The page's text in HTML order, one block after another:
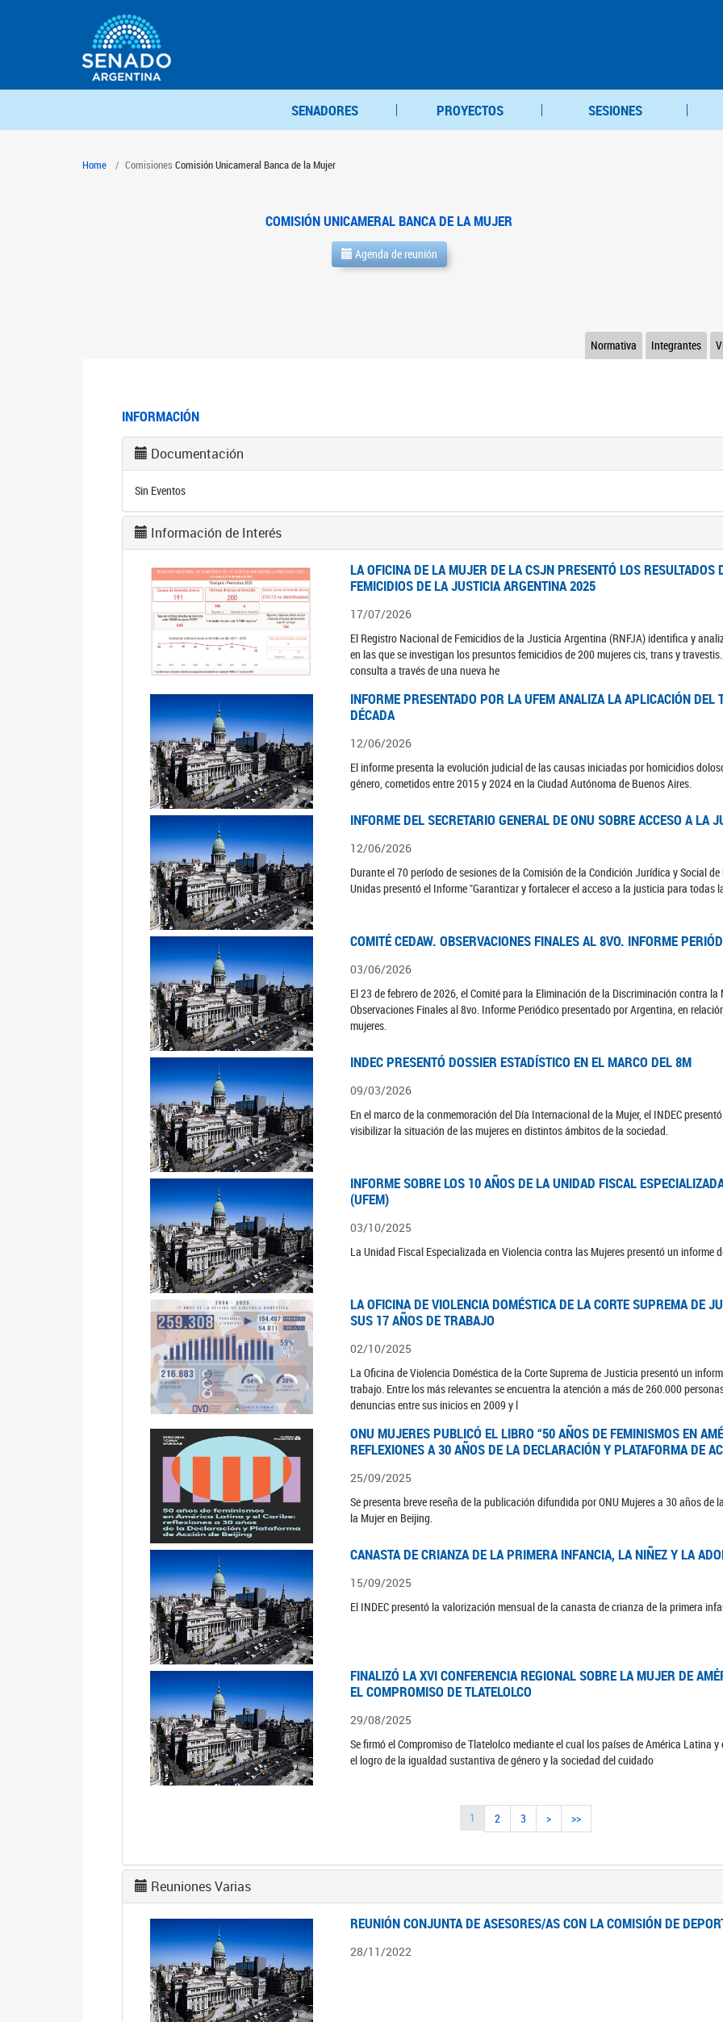
SENADORES PROYECTOS SESIONES
Home Comisiones Comisión Unicameral Banca de la Mujer
COMISIÓN UNICAMERAL BANCA DE LA MUJER
Agenda de reunión
Integrantes
Normativa
INFORMACIÓN
Documentación
Sin Eventos
Información de Interés
LA OFICINA DE LA MUJER DE LA CSJN PRESENTÓ LOS RESULTADOS
FEMICIDIOS DE LA JUSTICIA ARGENTINA 2025
17/07/2026
El Registro Nacional de Femicidios de la Justicia Argentina (RNFJA) identifica y
en las que se investigan los presuntos femicidios de 200 mujeres cis, trans y
consulta a través de una nueva he
INFORME PRESENTADO POR LA UFEM ANALIZA LA APLICACIÓN
DÉCADA
12/06/2026
El informe presenta la evolución judicial de las causas iniciadas por homicidios
género, cometidos entre 2015 y 2024 en la Ciudad Autónoma de Buenos Aires.
INFORME DEL SECRETARIO GENERAL DE ONU SOBRE ACCESO A LA
12/06/2026
Durante el 70 período de sesiones de la Comisión de la Condición Jurídica y Social
Unidas presentó el Informe "Garantizar y fortalecer el acceso a la justicia para todas
COMITÉ CEDAW. OBSERVACIONES FINALES AL 8VO. INFORME
03/06/2026
El 23 de febrero de 2026, el Comité para la Eliminación de la Discriminación contra
Observaciones Finales al 8vo. Informe Periódico presentado por Argentina, en
mujeres.
INDEC PRESENTÓ DOSSIER ESTADÍSTICO EN EL MARCO DEL 8M
09/03/2026
En el marco de la conmemoración del Día Internacional de la Mujer, el INDEC
visibilizar la situación de las mujeres en distintos ámbitos de la sociedad.
INFORME SOBRE LOS 10 AÑOS DE LA UNIDAD FISCAL
(UFEM)
03/10/2025
La Unidad Fiscal Especializada en Violencia contra las Mujeres presentó un informe
LA OFICINA DE VIOLENCIA DOMÉSTICA DE LA CORTE SUPREMA DE
SUS 17 AÑOS DE TRABAJO
02/10/2025
La Oficina de Violencia Doméstica de la Corte Suprema de Justicia presentó un
trabajo. Entre los más relevantes se encuentra la atención a más de 260.000
denuncias entre sus inicios en 2009 y l
ONU MUJERES PUBLICÓ EL LIBRO “50 AÑOS DE FEMINISMOS EN
REFLEXIONES A 30 AÑOS DE LA DECLARACIÓN Y PLATAFORMA DE
25/09/2025
Se presenta breve reseña de la publicación difundida por ONU Mujeres a 30 años
la Mujer en Beijing.
CANASTA DE CRIANZA DE LA PRIMERA INFANCIA, LA NIÑEZ Y LA
15/09/2025
El INDEC presentó la valorización mensual de la canasta de crianza de la primera
FINALIZÓ LA XVI CONFERENCIA REGIONAL SOBRE LA MUJER DE
EL COMPROMISO DE TLATELOLCO
29/08/2025
Se firmó el Compromiso de Tlatelolco mediante el cual los países de América Latina
el logro de la igualdad sustantiva de género y la sociedad del cuidado
1 2 3 > >>
Reuniones Varias
REUNIÓN CONJUNTA DE ASESORES/AS CON LA COMISIÓN DE
28/11/2022